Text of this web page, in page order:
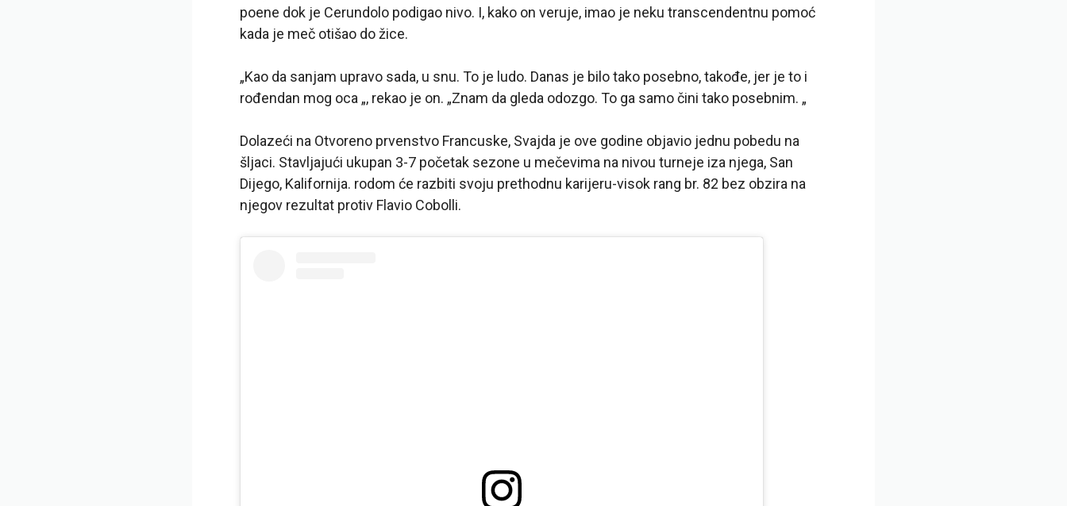
poene dok je Cerundolo podigao nivo. I, kako on veruje, imao je neku transcendentnu pomoć
kada je meč otišao do žice.
„Kao da sanjam upravo sada, u snu. To je ludo. Danas je bilo tako posebno, takođe, jer je to i
rođendan mog oca „, rekao je on. „Znam da gleda odozgo. To ga samo čini tako posebnim. „
Dolazeći na Otvoreno prvenstvo Francuske, Svajda je ove godine objavio jednu pobedu na
šljaci. Stavljajući ukupan 3-7 početak sezone u mečevima na nivou turneje iza njega, San
Dijego, Kalifornija. rodom će razbiti svoju prethodnu karijeru-visok rang br. 82 bez obzira na
njegov rezultat protiv Flavio Cobolli.